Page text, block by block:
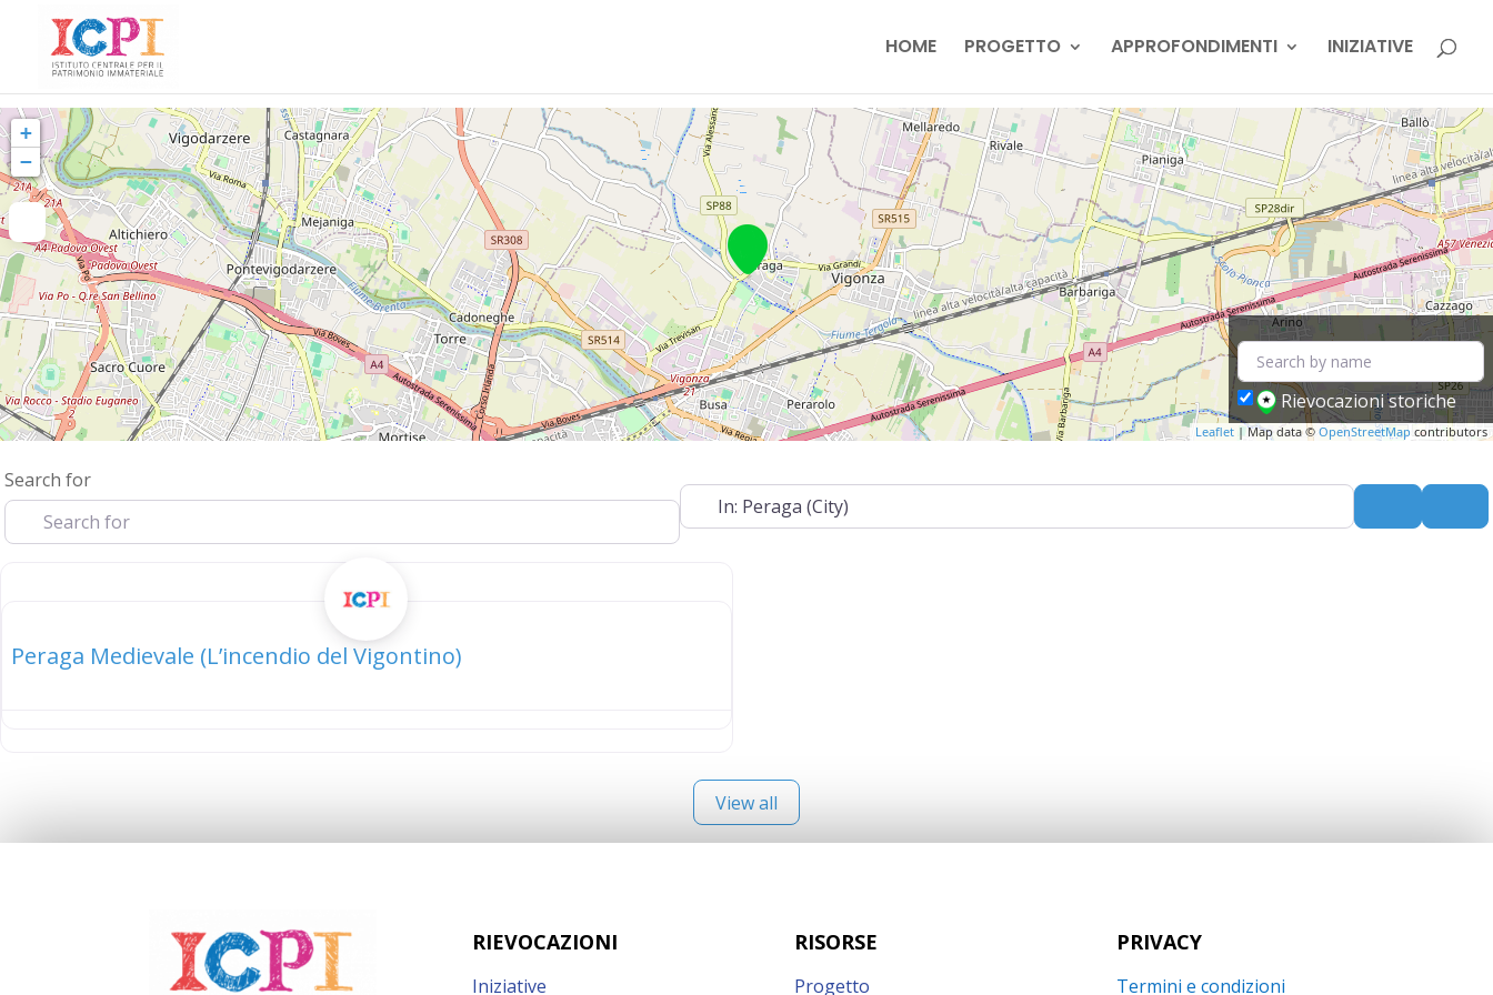
HOME PROGETTO APPROFONDIMENTI INIZIATIVE
+
−
Leaflet | Map data © OpenStreetMap contributors
Rievocazioni storiche
Search for
Near
Peraga Medievale (L’incendio del Vigontino)
View all
RIEVOCAZIONI
Iniziative
RISORSE
Progetto
PRIVACY
Termini e condizioni